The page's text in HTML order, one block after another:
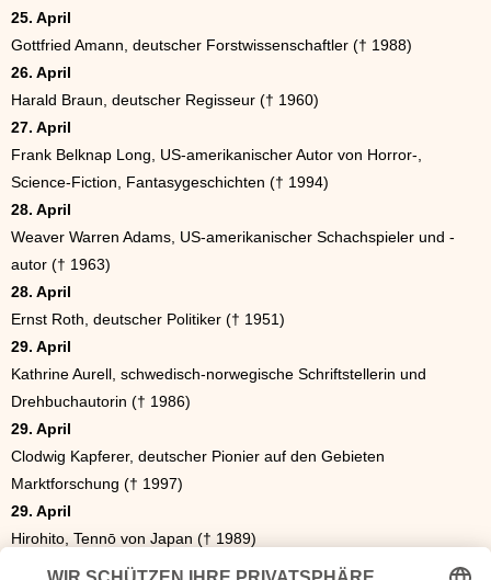
25. April
Gottfried Amann, deutscher Forstwissenschaftler († 1988)
26. April
Harald Braun, deutscher Regisseur († 1960)
27. April
Frank Belknap Long, US-amerikanischer Autor von Horror-,
Science-Fiction, Fantasygeschichten († 1994)
28. April
Weaver Warren Adams, US-amerikanischer Schachspieler und -
autor († 1963)
28. April
Ernst Roth, deutscher Politiker († 1951)
29. April
Kathrine Aurell, schwedisch-norwegische Schriftstellerin und
Drehbuchautorin († 1986)
29. April
Clodwig Kapferer, deutscher Pionier auf den Gebieten
Marktforschung († 1997)
29. April
Hirohito, Tennō von Japan († 1989)